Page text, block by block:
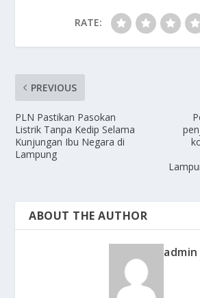
RATE:
PREVIOUS
PLN Pastikan Pasokan
Listrik Tanpa Kedip Selama
Kunjungan Ibu Negara di
Lampung
ABOUT THE AUTHOR
admin